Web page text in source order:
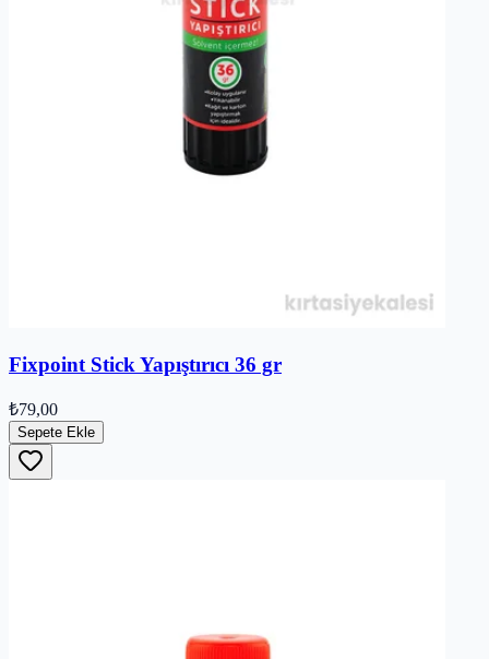
Fixpoint Stick Yapıştırıcı 36 gr
₺79,00
Sepete Ekle